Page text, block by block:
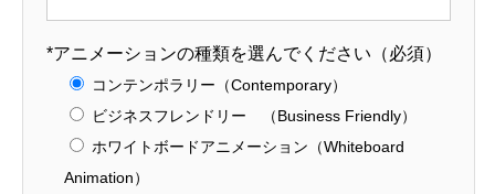
生前贈与が積極的に行われている地域は沖
縄・北海道【ニーズ別知識】
2021.06.06
*アニメーションの種類を選んでください（必須）
コンテンポラリー（Contemporary）
ビジネスフレンドリー （Business Friendly）
ホワイトボードアニメーション（Whiteboard
Animation）